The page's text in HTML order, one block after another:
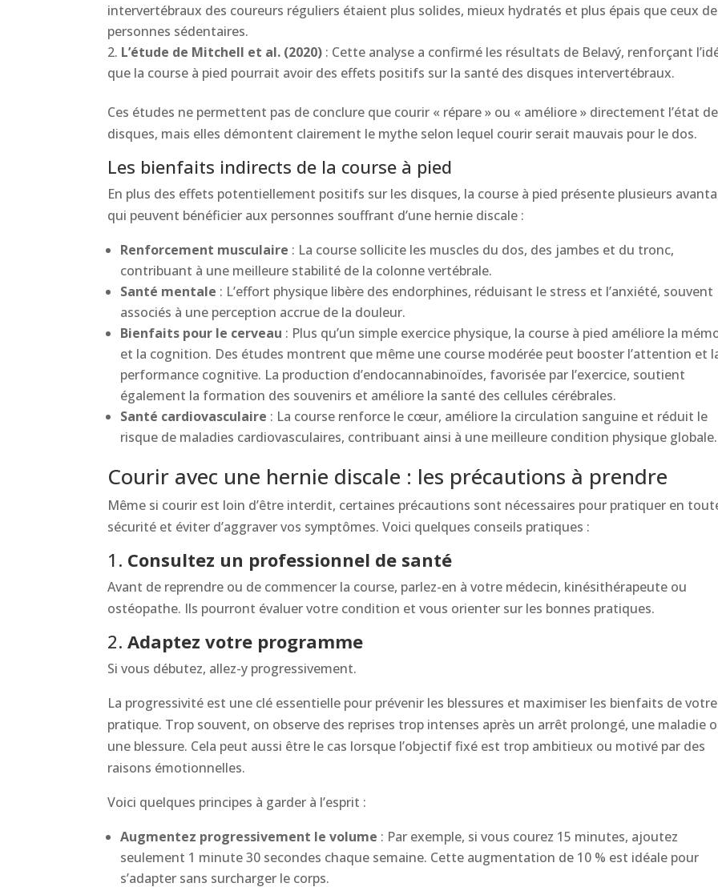
intervertébraux des coureurs réguliers étaient plus solides, mieux hydratés et plus épais que ceux
personnes sédentaires.
L’étude de Mitchell et al. (2020) : Cette analyse a confirmé les résultats de Belavý, renforçant
que la course à pied pourrait avoir des effets positifs sur la santé des disques intervertébraux.
Ces études ne permettent pas de conclure que courir « répare » ou « améliore » directement l’état
disques, mais elles démontent clairement le mythe selon lequel courir serait mauvais pour le dos.
Les bienfaits indirects de la course à pied
En plus des effets potentiellement positifs sur les disques, la course à pied présente plusieurs
qui peuvent bénéficier aux personnes souffrant d’une hernie discale :
Renforcement musculaire : La course sollicite les muscles du dos, des jambes et du tronc,
contribuant à une meilleure stabilité de la colonne vertébrale.
Santé mentale : L’effort physique libère des endorphines, réduisant le stress et l’anxiété, souvent
associés à une perception accrue de la douleur.
Bienfaits pour le cerveau : Plus qu’un simple exercice physique, la course à pied améliore la
et la cognition. Des études montrent que même une course modérée peut booster l’attention et
performance cognitive. La production d’endocannabinoïdes, favorisée par l’exercice, soutient
également la formation des souvenirs et améliore la santé des cellules cérébrales.
Santé cardiovasculaire : La course renforce le cœur, améliore la circulation sanguine et réduit le
risque de maladies cardiovasculaires, contribuant ainsi à une meilleure condition physique globale.
Courir avec une hernie discale : les précautions à prendre
Même si courir est loin d’être interdit, certaines précautions sont nécessaires pour pratiquer en
sécurité et éviter d’aggraver vos symptômes. Voici quelques conseils pratiques :
1. Consultez un professionnel de santé
Avant de reprendre ou de commencer la course, parlez-en à votre médecin, kinésithérapeute ou
ostéopathe. Ils pourront évaluer votre condition et vous orienter sur les bonnes pratiques.
2.Adaptez votre programme
Si vous débutez, allez-y progressivement.
La progressivité est une clé essentielle pour prévenir les blessures et maximiser les bienfaits de votre
pratique. Trop souvent, on observe des reprises trop intenses après un arrêt prolongé, une maladie
une blessure. Cela peut aussi être le cas lorsque l’objectif fixé est trop ambitieux ou motivé par des
raisons émotionnelles.
Voici quelques principes à garder à l’esprit :
Augmentez progressivement le volume : Par exemple, si vous courez 15 minutes, ajoutez
seulement 1 minute 30 secondes chaque semaine. Cette augmentation de 10 % est idéale pour
s’adapter sans surcharger le corps.